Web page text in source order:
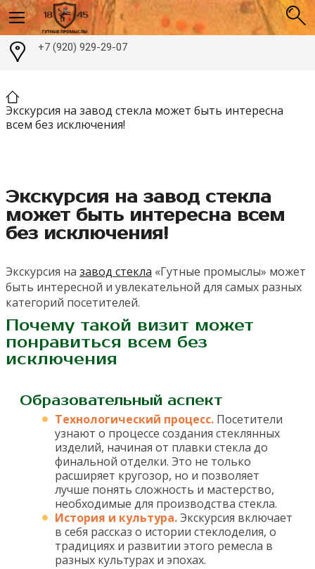
+7 (920) 929-29-07
Экскурсия на завод стекла может быть интересна
всем без исключения!
Экскурсия на завод стекла
может быть интересна всем
без исключения!
Экскурсия на завод стекла «Гутные промыслы» может
быть интересной и увлекательной для самых разных
категорий посетителей.
Почему такой визит может
понравиться всем без
исключения
Образовательный аспект
Технологический процесс. Посетители
узнают о процессе создания стеклянных
изделий, начиная от плавки стекла до
финальной отделки. Это не только
расширяет кругозор, но и позволяет
лучше понять сложность и мастерство,
необходимые для производства стекла.
История и культура.Экскурсия включает
в себя рассказ о истории стеклоделия, о
традициях и развитии этого ремесла в
разных культурах и эпохах.